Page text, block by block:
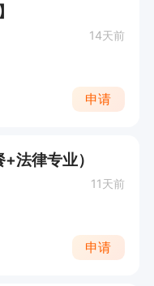
14天前
申请
法律专业）
11天前
申请